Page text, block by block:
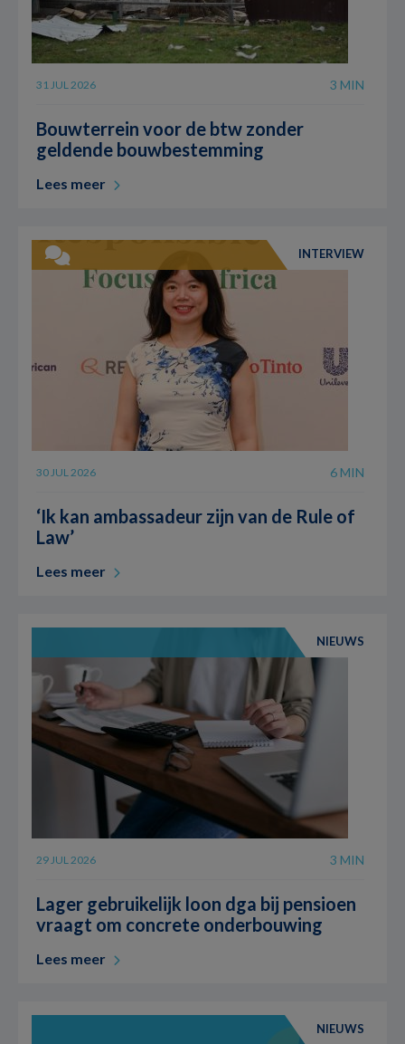
31 JUL 2026 3 MIN
Bouwterrein voor de btw zonder
geldende bouwbestemming
Lees meer
INTERVIEW
30 JUL 2026 6 MIN
‘Ik kan ambassadeur zijn van de Rule of
Law’
Lees meer
NIEUWS
29 JUL 2026 3 MIN
Lager gebruikelijk loon dga bij pensioen
vraagt om concrete onderbouwing
Lees meer
NIEUWS